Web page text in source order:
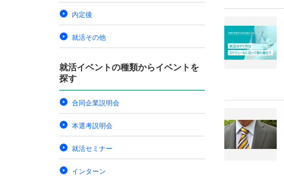
内定後
就活その他
就活イベントの種類からイベントを
探す
合同企業説明会
本選考説明会
就活セミナー
インターン